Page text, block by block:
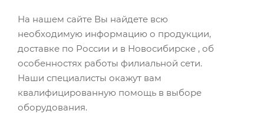
На нашем сайте Вы найдете всю
необходимую информацию о продукции,
доставке по России и в Новосибирске , об
особенностях работы филиальной сети.
Наши специалисты окажут вам
квалифицированную помощь в выборе
оборудования.